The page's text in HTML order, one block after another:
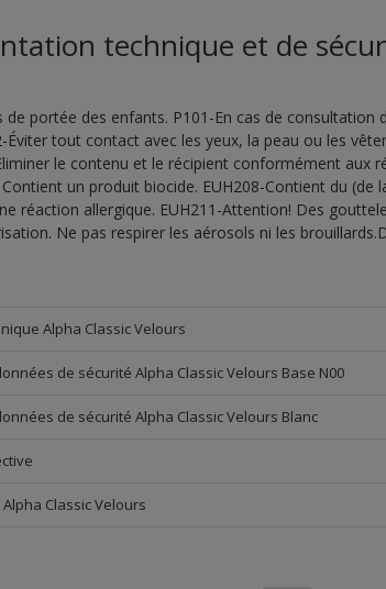
technique et de
de portée des enfants. P101-En cas de consultation
Éviter tout contact avec les yeux, la peau ou les
le contenu et le récipient conformément aux
un produit biocide. EUH208-Contient du
réaction allergique. EUH211-Attention! Des
Ne pas respirer les aérosols ni les
Alpha Classic Velours
de sécurité Alpha Classic Velours Base N00
de sécurité Alpha Classic Velours Blanc
Alpha Classic Velours